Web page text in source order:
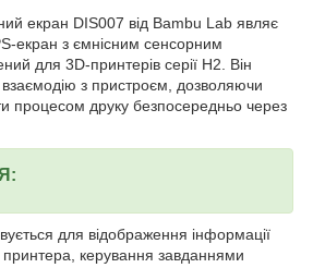
екран DIS007 від Bambu Lab являє
екран з ємнісним сенсорним
для 3D-принтерів серії H2. Він
взаємодію з пристроєм, дозволяючи
процесом друку безпосередньо через
для відображення інформації
керування завданнями